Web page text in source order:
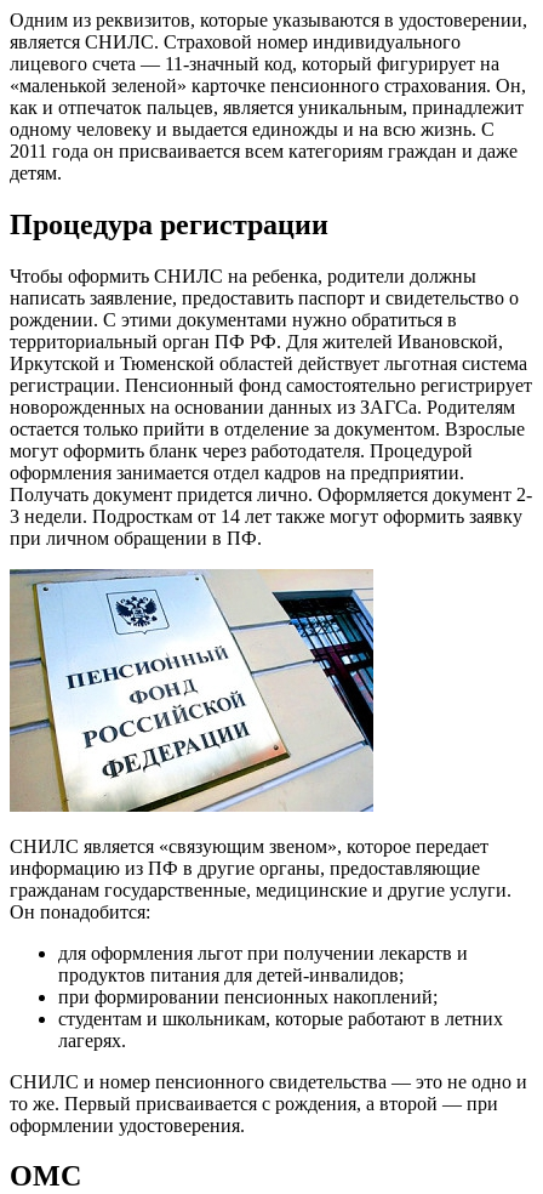
Одним из реквизитов, которые указываются в удостоверении,
является СНИЛС. Страховой номер индивидуального
лицевого счета — 11-значный код, который фигурирует на
«маленькой зеленой» карточке пенсионного страхования. Он,
как и отпечаток пальцев, является уникальным, принадлежит
одному человеку и выдается единожды и на всю жизнь. С
2011 года он присваивается всем категориям граждан и даже
детям.
Процедура регистрации
Чтобы оформить СНИЛС на ребенка, родители должны
написать заявление, предоставить паспорт и свидетельство о
рождении. С этими документами нужно обратиться в
территориальный орган ПФ РФ. Для жителей Ивановской,
Иркутской и Тюменской областей действует льготная система
регистрации. Пенсионный фонд самостоятельно регистрирует
новорожденных на основании данных из ЗАГСа. Родителям
остается только прийти в отделение за документом. Взрослые
могут оформить бланк через работодателя. Процедурой
оформления занимается отдел кадров на предприятии.
Получать документ придется лично. Оформляется документ 2-
3 недели. Подросткам от 14 лет также могут оформить заявку
при личном обращении в ПФ.
СНИЛС является «связующим звеном», которое передает
информацию из ПФ в другие органы, предоставляющие
гражданам государственные, медицинские и другие услуги.
Он понадобится:
для оформления льгот при получении лекарств и
продуктов питания для детей-инвалидов;
при формировании пенсионных накоплений;
студентам и школьникам, которые работают в летних
лагерях.
СНИЛС и номер пенсионного свидетельства — это не одно и
то же. Первый присваивается с рождения, а второй — при
оформлении удостоверения.
ОМС